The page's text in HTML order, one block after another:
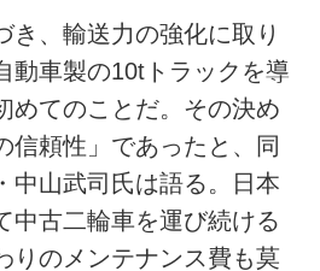
き、輸送力の強化に取り
動車製の10tトラックを導
めてのことだ。その決め
信頼性」であったと、同
中山武司氏は語る。日本
中古二輪車を運び続ける
りのメンテナンス費も莫